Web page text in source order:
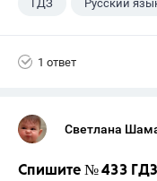
ГДЗ Русский
1 ответ
Светлана
Спишите № 433 ГДЗ